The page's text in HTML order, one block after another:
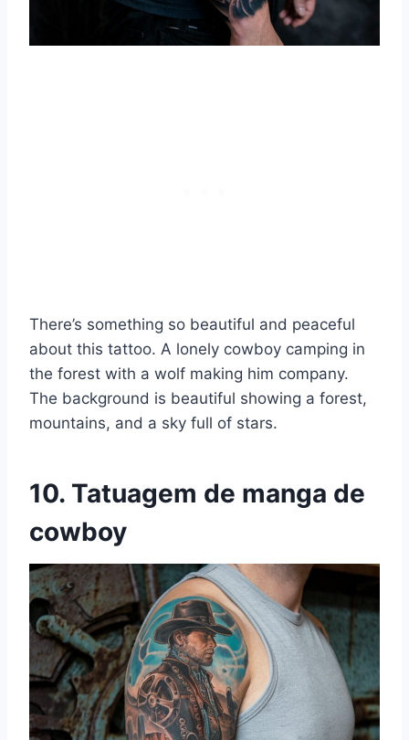
There’s something so beautiful and peaceful
about this tattoo. A lonely cowboy camping in
the forest with a wolf making him company.
The background is beautiful showing a forest,
mountains, and a sky full of stars.
10. Tatuagem de manga de
cowboy